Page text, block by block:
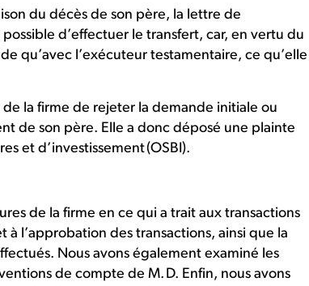
du décès de son père, la lettre de
d’effectuer le transfert, car, en vertu du
qu’avec l’exécuteur testamentaire, ce qu’elle
de la firme de rejeter la demande initiale ou
de son père. Elle a donc déposé une plainte
et d’investissement (OSBI).
de la firme en ce qui a trait aux transactions
l’approbation des transactions, ainsi que la
Nous avons également examiné les
de compte de M. D. Enfin, nous avons